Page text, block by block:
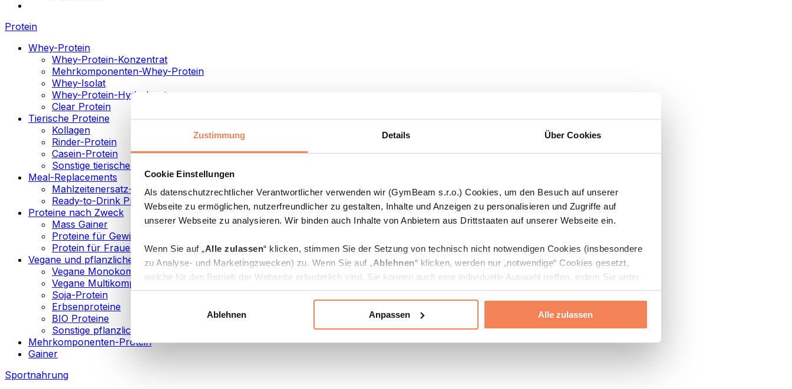
Zustimmung Details Über Cookies
Cookie Einstellungen
Als datenschutzrechtlicher Verantwortlicher verwenden wir (GymBeam s.r.o.) Cookies, um den Besuch auf unserer
Webseite zu ermöglichen, nutzerfreundlicher zu gestalten, Inhalte und Anzeigen zu personalisieren und Zugriffe auf
unserer Webseite zu analysieren. Wir binden auch Inhalte von Anbietern aus Drittstaaten auf unserer Webseite ein.
Wenn Sie auf „Alle zulassen“ klicken, stimmen Sie der Setzung von technisch nicht notwendigen Cookies (insbesondere
zu Analyse- und Marketingzwecken) zu. Wenn Sie auf „Ablehnen“ klicken, werden nur „notwendige“ Cookies gesetzt,
welche für den Betrieb der Webseite erforderlich sind. Sie können auch eine individuelle Auswahl treffen, indem Sie unter
„Anpassen“ einzelne Kategorien an- oder abwählen und „Auswahl erlauben“ klicken.
Weitere Informationen über die Verarbeitung Ihrer Daten finden Sie in den Unterpunkten „Details“ und „Über Cookies“
Ablehnen Anpassen Alle zulassen
Protein
Whey-Protein
Whey-Protein-Konzentrat
Mehrkomponenten-Whey-Protein
Whey-Isolat
Whey-Protein-Hydrolysat
Clear Protein
Tierische Proteine
Kollagen
Rinder-Protein
Casein-Protein
Sonstige tierische Proteine
Meal-Replacements
Mahlzeitenersatz-Pulver
Ready-to-Drink Proteingetränke
Proteine nach Zweck
Mass Gainer
Proteine für Gewichtsverlust
Protein für Frauen
Vegane und pflanzliche Proteine
Vegane Monokomponenten-Proteine
Vegane Multikomponenten-Proteine
Soja-Protein
Erbsenproteine
BIO Proteine
Sonstige pflanzliche Proteine
Mehrkomponenten-Protein
Gainer
Sportnahrung